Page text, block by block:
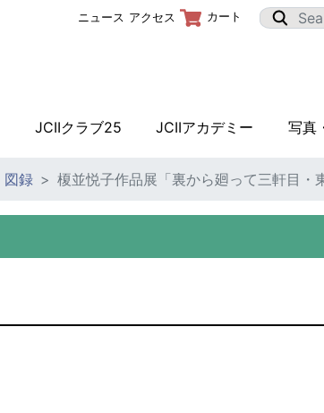
JCIIクラブ25 JCIIアカデミー 写真
ニュース アクセス カート
図録 榎並悦子作品展「裏から廻って三軒目・